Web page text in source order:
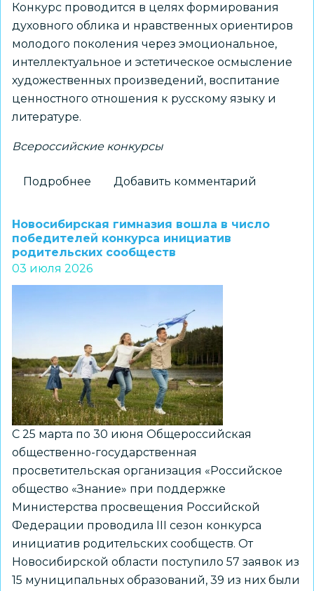
Конкурс проводится в целях формирования
духовного облика и нравственных ориентиров
молодого поколения через эмоциональное,
интеллектуальное и эстетическое осмысление
художественных произведений, воспитание
ценностного отношения к русскому языку и
литературе.
Всероссийские конкурсы
Подробнее
заявок
на
участие
конкурсе
сочинений
2026
Добавить комментарий
Новосибирская гимназия вошла в число
победителей конкурса инициатив
родительских сообществ
03 июля 2026
С 25 марта по 30 июня Общероссийская
общественно-государственная
просветительская организация «Российское
общество «Знание» при поддержке
Министерства просвещения Российской
Федерации проводила III сезон конкурса
инициатив родительских сообществ. От
Новосибирской области поступило 57 заявок из
15 муниципальных образований, 39 из них были